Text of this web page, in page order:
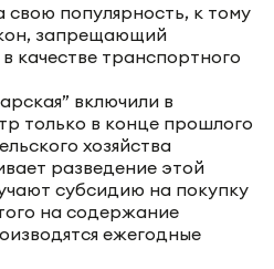
популярность, к тому
запрещающий
качестве транспортного
включили в
только в конце прошлого
хозяйства
разведение этой
субсидию на покупку
на содержание
ежегодные